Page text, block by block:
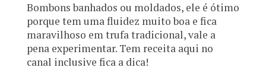
Bombons banhados ou moldados, ele é ótimo
porque tem uma fluidez muito boa e fica
maravilhoso em trufa tradicional, vale a
pena experimentar. Tem receita aqui no
canal inclusive fica a dica!